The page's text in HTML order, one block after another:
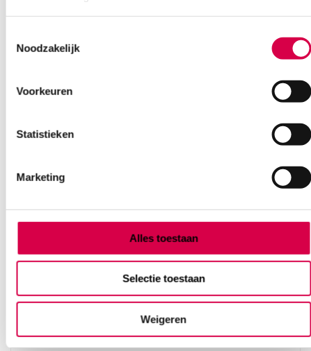
Noodzakelijk
Voorkeuren
Statistieken
Marketing
Alles toestaan
Selectie toestaan
Weigeren
Heine herbruikbare otoscoop oortip Ø 5.0mm
1 stuk, 5mm, BETA 200, BETA 400, K180, mini 3000 F.O.